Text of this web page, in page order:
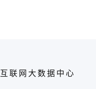
互联网大数据中心